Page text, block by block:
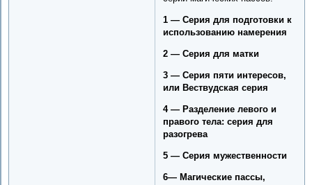
1 — Серия для подготовки к
использованию намерения
2 — Серия для матки
3 — Серия пяти интересов,
или Вествудская серия
4 — Разделение левого и
правого тела: серия для
разогрева
5 — Серия мужественности
6— Магические пассы,